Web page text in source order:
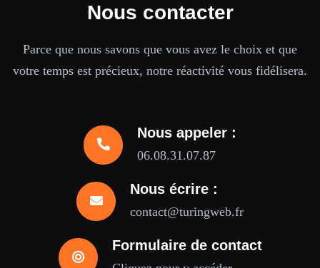
Nous contacter
Parce que nous savons que vous avez le choix et que
votre temps est précieux, notre réactivité vous fidélisera.
Nous appeler :
06.08.31.07.87
Nous écrire :
contact@turingweb.fr
Formulaire de contact